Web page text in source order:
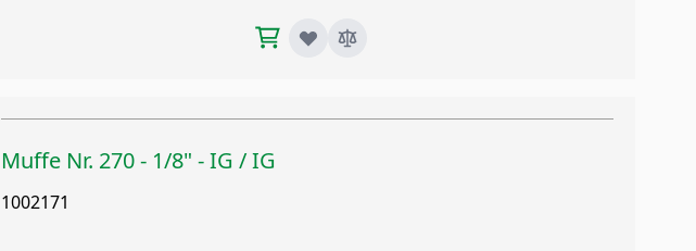
Muffe Nr. 270 - 1/8" - IG / IG
1002171